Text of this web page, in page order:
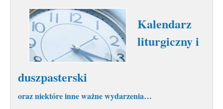
Kalendarz
liturgiczny i
duszpasterski
oraz niektóre inne ważne wydarzenia…